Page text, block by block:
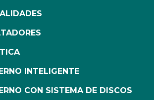
INTELIGENTE
CON SISTEMA DE DISCOS